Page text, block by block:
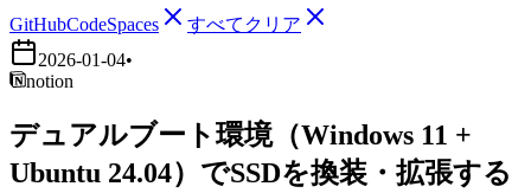
GitHubCodeSpaces
すべてクリア
2026-01-04•
notion
デュアルブート環境（Windows 11 +
Ubuntu 24.04）でSSDを換装・拡張する